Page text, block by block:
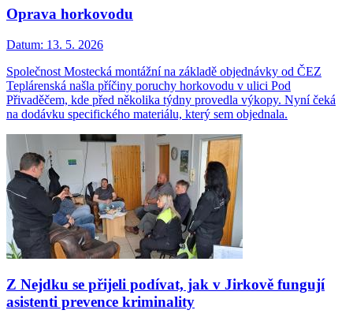
Oprava horkovodu
Datum: 13. 5. 2026
Společnost Mostecká montážní na základě objednávky od ČEZ
Teplárenská našla příčiny poruchy horkovodu v ulici Pod
Přivaděčem, kde před několika týdny provedla výkopy. Nyní čeká
na dodávku specifického materiálu, který sem objednala.
Z Nejdku se přijeli podívat, jak v Jirkově fungují
asistenti prevence kriminality